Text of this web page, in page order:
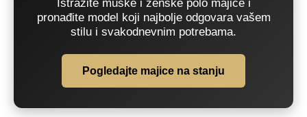
Istražite muške i ženske polo majice i
pronađite model koji najbolje odgovara vašem
stilu i svakodnevnim potrebama.
Pogledajte majice na stanju